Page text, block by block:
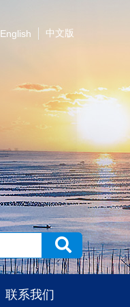
English 中文版
联系我们